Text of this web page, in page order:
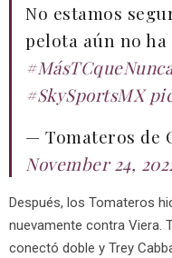
No estamos
pelota aún no ha
#MásTCqueNunca
#SkySportsMX
— Tomateros de
November 24,
Después, los Tomateros
nuevamente contra Viera.
conectó doble y Trey